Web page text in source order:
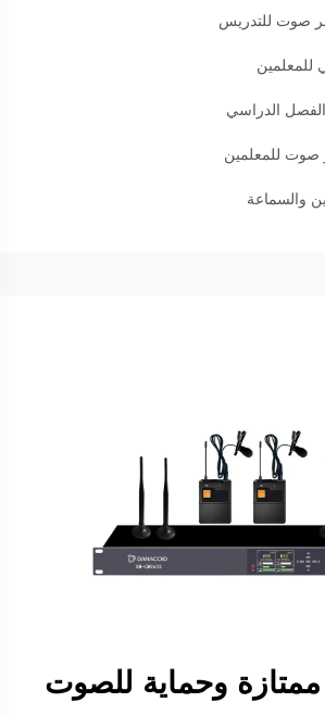
صوت للتدريس
للمعلمين
الدراسي
صوت للمعلمين
والسماعة
وحماية للصوت